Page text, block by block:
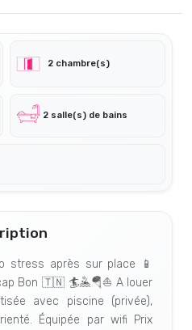
2 chambre(s)
2 salle(s) de bains
stress après sur place 📱
avec piscine (privée),
Équipée par wifi Prix